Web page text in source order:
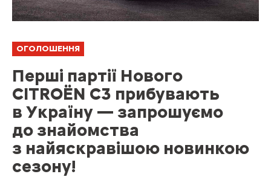
ОГОЛОШЕННЯ
Перші партії Нового
CITROЁN C3 прибувають
в Україну — запрошуємо
до знайомства
з найяскравішою новинкою
сезону!